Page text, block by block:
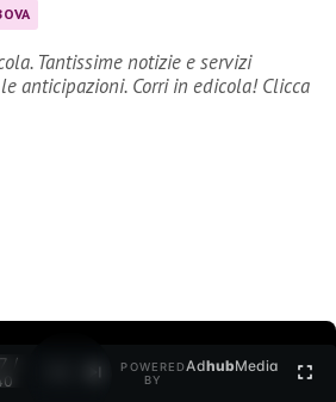
Tantissime notizie e servizi
anticipazioni. Corri in edicola! Clicca
/
POWERED
BY
AdhubMedia